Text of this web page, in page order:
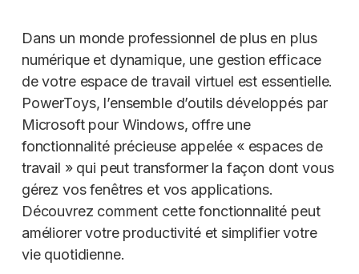
Dans un monde professionnel de plus en plus
numérique et dynamique, une gestion efficace
de votre espace de travail virtuel est essentielle.
PowerToys, l’ensemble d’outils développés par
Microsoft pour Windows, offre une
fonctionnalité précieuse appelée « espaces de
travail » qui peut transformer la façon dont vous
gérez vos fenêtres et vos applications.
Découvrez comment cette fonctionnalité peut
améliorer votre productivité et simplifier votre
vie quotidienne.